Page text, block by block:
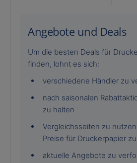
Angebote und Deals
Um die besten Deals für
finden, lohnt es sich:
verschiedene Händler zu
nach saisonalen
zu halten
Vergleichsseiten zu
Preise für Druckerpapier
aktuelle Angebote zu